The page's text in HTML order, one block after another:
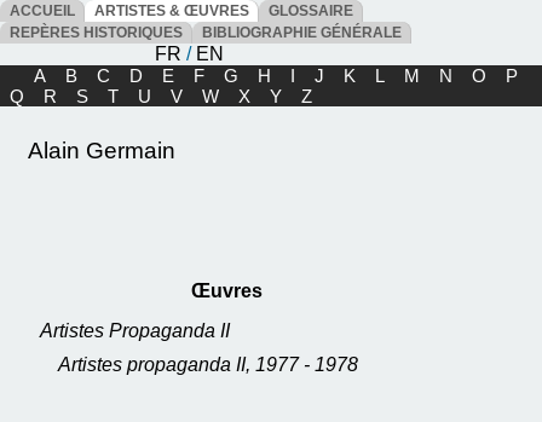
ACCUEIL ARTISTES & ŒUVRES
GLOSSAIRE
REPÈRES HISTORIQUES
BIBLIOGRAPHIE GÉNÉRALE
FR / EN
A
B C D E F G H I J K L M N O
P
Q
R S T U V W X Y Z